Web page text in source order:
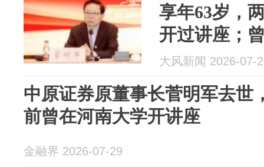
享年63岁，
开过讲座；
计划司干部
大风新闻 2026-07-
中原证券原董事长菅明军去世
前曾在河南大学开讲座
金融界 2026-07-29